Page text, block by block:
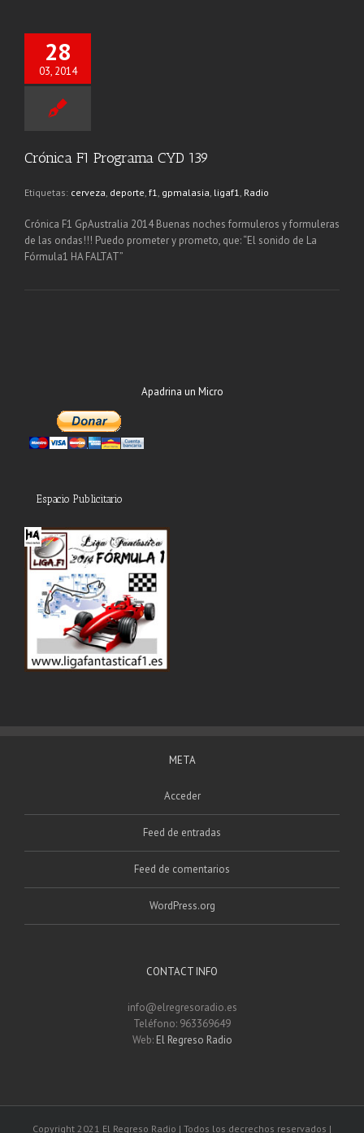
28
03, 2014
Crónica F1 Programa CYD 139
Etiquetas: cerveza deporte f1 gpmalasia ligaf1 Radio
Crónica F1 GpAustralia 2014 Buenas noches formuleros y formuleras
de las ondas!!! Puedo prometer y prometo, que: “El sonido de La
Fórmula1 HA FALTAT”
Apadrina un Micro
Espacio Publicitario
META
Acceder
Feed de entradas
Feed de comentarios
WordPress.org
CONTACT INFO
info@elregresoradio.es
Teléfono: 963369649
Web: El Regreso Radio
Copyright 2021 El Regreso Radio | Todos los decrechos reservados |